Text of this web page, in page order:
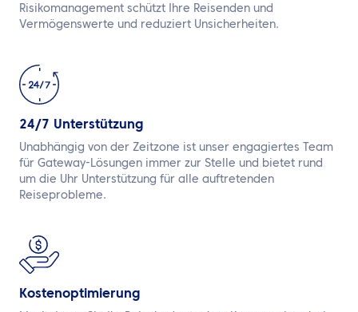
Risikomanagement schützt Ihre Reisenden und
Vermögenswerte und reduziert Unsicherheiten.
24/7 Unterstützung
Unabhängig von der Zeitzone ist unser engagiertes Team
für Gateway-Lösungen immer zur Stelle und bietet rund
um die Uhr Unterstützung für alle auftretenden
Reiseprobleme.
Kostenoptimierung